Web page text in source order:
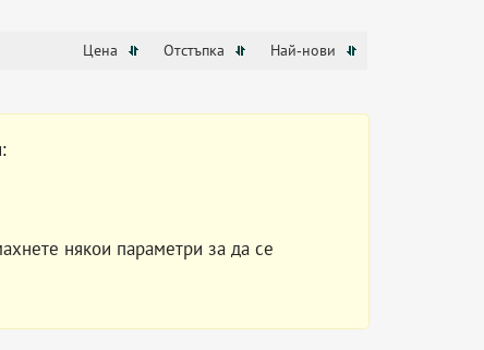
Цена Отстъпка Най-нови
някои параметри за да се